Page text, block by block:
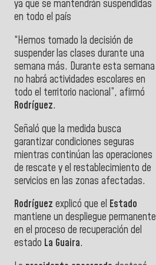
ya que se mantendrán suspendidas
en todo el país
“Hemos tomado la decisión de
suspender las clases durante una
semana más. Durante esta semana
no habrá actividades escolares en
todo el territorio nacional”, afirmó
Rodríguez.
Señaló que la medida busca
garantizar condiciones seguras
mientras continúan las operaciones
de rescate y el restablecimiento de
servicios en las zonas afectadas.
Rodríguez explicó que el Estado
mantiene un despliegue permanente
en el proceso de recuperación del
estado La Guaira.